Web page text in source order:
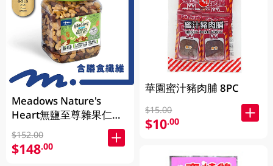
Meadows Nature's
Heart無鹽至尊雜果仁
1KG (包裝隨機發放)
$152.00
$148.00
華園蜜汁豬肉脯 8PC
$15.00
$10.00